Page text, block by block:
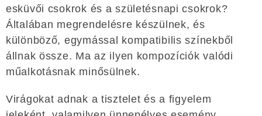
esküvői csokrok és a születésnapi csokrok?
Általában megrendelésre készülnek, és
különböző, egymással kompatibilis színekből
állnak össze. Ma az ilyen kompozíciók valódi
műalkotásnak minősülnek.
Virágokat adnak a tisztelet és a figyelem